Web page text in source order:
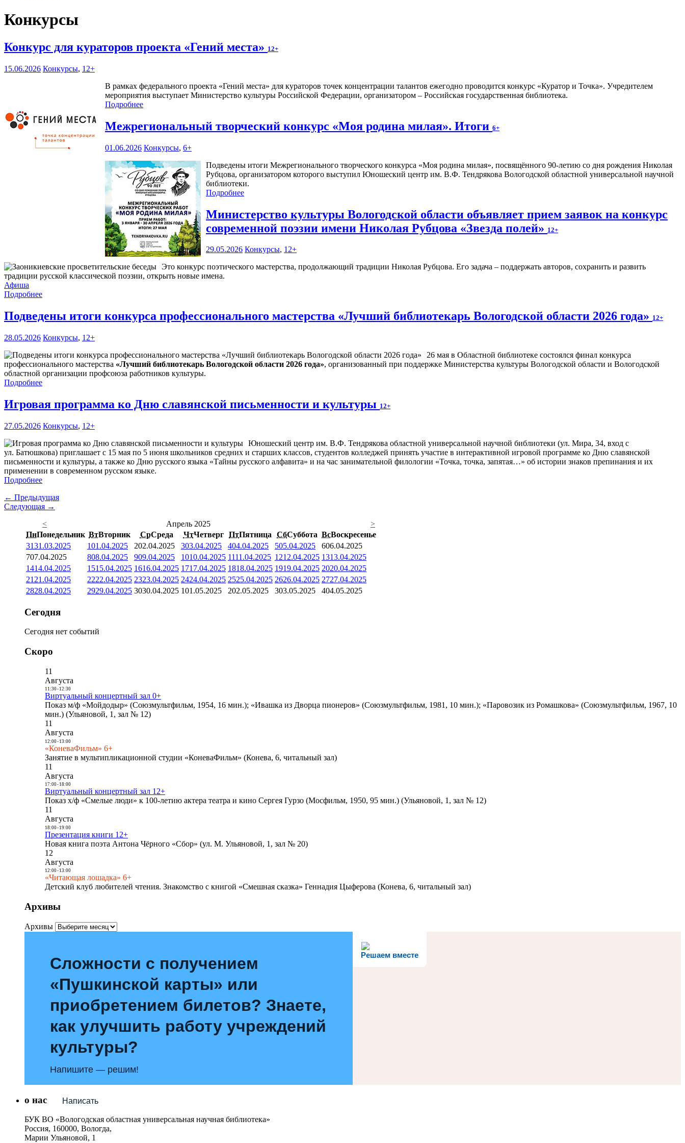
Конкурсы
Конкурс для кураторов проекта «Гений места» 12+
15.06.2026 Конкурсы, 12+
В рамках федерального проекта «Гений места» для кураторов точек концентрации талантов ежегодно проводится конкурс «Куратор и Точка». Учредителем
мероприятия выступает Министерство культуры Российской Федерации, организатором – Российская государственная библиотека.
Подробнее
Межрегиональный творческий конкурс «Моя родина милая». Итоги 6+
01.06.2026 Конкурсы, 6+
Подведены итоги Межрегионального творческого конкурса «Моя родина милая», посвящённого 90-летию со дня рождения Николая
Рубцова, организатором которого выступил Юношеский центр им. В.Ф. Тендрякова Вологодской областной универсальной научной
библиотеки.
Подробнее
Министерство культуры Вологодской области объявляет прием заявок на конкурс
современной поэзии имени Николая Рубцова «Звезда полей» 12+
29.05.2026 Конкурсы, 12+
Это конкурс поэтического мастерства, продолжающий традиции Николая Рубцова. Его задача – поддержать авторов, сохранить и развить
традиции русской классической поэзии, открыть новые имена.
Афиша
Подробнее
Подведены итоги конкурса профессионального мастерства «Лучший библиотекарь Вологодской области 2026 года» 12+
28.05.2026 Конкурсы, 12+
26 мая в Областной библиотеке состоялся финал конкурса
профессионального мастерства «Лучший библиотекарь Вологодской области 2026 года», организованный при поддержке Министерства культуры Вологодской области и Вологодской
областной организации профсоюза работников культуры.
Подробнее
Игровая программа ко Дню славянской письменности и культуры 12+
27.05.2026 Конкурсы, 12+
Юношеский центр им. В.Ф. Тендрякова областной универсальной научной библиотеки (ул. Мира, 34, вход с
ул. Батюшкова) приглашает с 15 мая по 5 июня школьников средних и старших классов, студентов колледжей принять участие в интерактивной игровой программе ко Дню славянской
письменности и культуры, а также ко Дню русского языка «Тайны русского алфавита» и на час занимательной филологии «Точка, точка, запятая…» об истории знаков препинания и их
применении в современном русском языке.
Подробнее
← Предыдущая
Следующая →
<
Апрель 2025
>
ПнПонедельник ВтВторник СрСреда ЧтЧетверг ПтПятница СбСуббота ВсВоскресенье
3131.03.2025 101.04.2025 202.04.2025 303.04.2025 404.04.2025 505.04.2025 606.04.2025
707.04.2025 808.04.2025 909.04.2025 1010.04.2025 1111.04.2025 1212.04.2025 1313.04.2025
1414.04.2025 1515.04.2025 1616.04.2025 1717.04.2025 1818.04.2025 1919.04.2025 2020.04.2025
21 21.04.2025 2222.04.2025 2323.04.2025 2424.04.2025 2525.04.2025 2626.04.2025 2727.04.2025
2828.04.2025 2929.04.2025 3030.04.2025 101.05.2025 202.05.2025 303.05.2025 404.05.2025
Сегодня
Сегодня нет событий
Скоро
11
Августа
11:30- 12:30
Виртуальный концертный зал 0+
Показ м/ф «Мойдодыр» (Союзмультфильм, 1954, 16 мин.); «Ивашка из Дворца пионеров» (Союзмультфильм, 1981, 10 мин.); «Паровозик из Ромашкова» (Союзмультфильм, 1967, 10
мин.) (Ульяновой, 1, зал № 12)
11
Августа
12:00- 13:00
«КоневаФильм» 6+
Занятие в мультипликационной студии «КоневаФильм» (Конева, 6, читальный зал)
11
Августа
17:00- 18:00
Виртуальный концертный зал 12+
Показ х/ф «Смелые люди» к 100-летию актера театра и кино Сергея Гурзо (Мосфильм, 1950, 95 мин.) (Ульяновой, 1, зал № 12)
11
Августа
18:00- 19:00
Презентация книги 12+
Новая книга поэта Антона Чёрного «Сбор» (ул. М. Ульяновой, 1, зал № 20)
12
Августа
12:00- 13:00
«Читающая лошадка» 6+
Детский клуб любителей чтения. Знакомство с книгой «Смешная сказка» Геннадия Цыферова (Конева, 6, читальный зал)
Архивы
Архивы
Решаем вместе
Сложности с получением
«Пушкинской карты» или
приобретением билетов? Знаете,
как улучшить работу учреждений
культуры?
Напишите — решим!
Написать
о нас
БУК ВО «Вологодская областная универсальная научная библиотека»
Россия, 160000, Вологда,
Марии Ульяновой, 1